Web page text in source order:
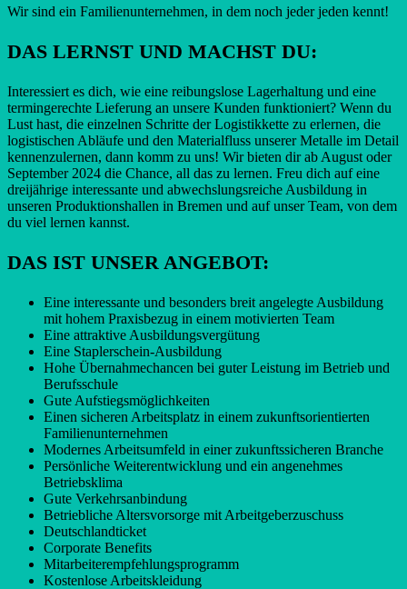
Wir sind ein Familienunternehmen, in dem noch jeder jeden kennt!
DAS LERNST UND MACHST DU:
Interessiert es dich, wie eine reibungslose Lagerhaltung und eine
termingerechte Lieferung an unsere Kunden funktioniert? Wenn du
Lust hast, die einzelnen Schritte der Logistikkette zu erlernen, die
logistischen Abläufe und den Materialfluss unserer Metalle im Detail
kennenzulernen, dann komm zu uns! Wir bieten dir ab August oder
September 2024 die Chance, all das zu lernen. Freu dich auf eine
dreijährige interessante und abwechslungsreiche Ausbildung in
unseren Produktionshallen in Bremen und auf unser Team, von dem
du viel lernen kannst.
DAS IST UNSER ANGEBOT:
Eine interessante und besonders breit angelegte Ausbildung
mit hohem Praxisbezug in einem motivierten Team
Eine attraktive Ausbildungsvergütung
Eine Staplerschein-Ausbildung
Hohe Übernahmechancen bei guter Leistung im Betrieb und
Berufsschule
Gute Aufstiegsmöglichkeiten
Einen sicheren Arbeitsplatz in einem zukunftsorientierten
Familienunternehmen
Modernes Arbeitsumfeld in einer zukunftssicheren Branche
Persönliche Weiterentwicklung und ein angenehmes
Betriebsklima
Gute Verkehrsanbindung
Betriebliche Altersvorsorge mit Arbeitgeberzuschuss
Deutschlandticket
Corporate Benefits
Mitarbeiterempfehlungsprogramm
Kostenlose Arbeitskleidung